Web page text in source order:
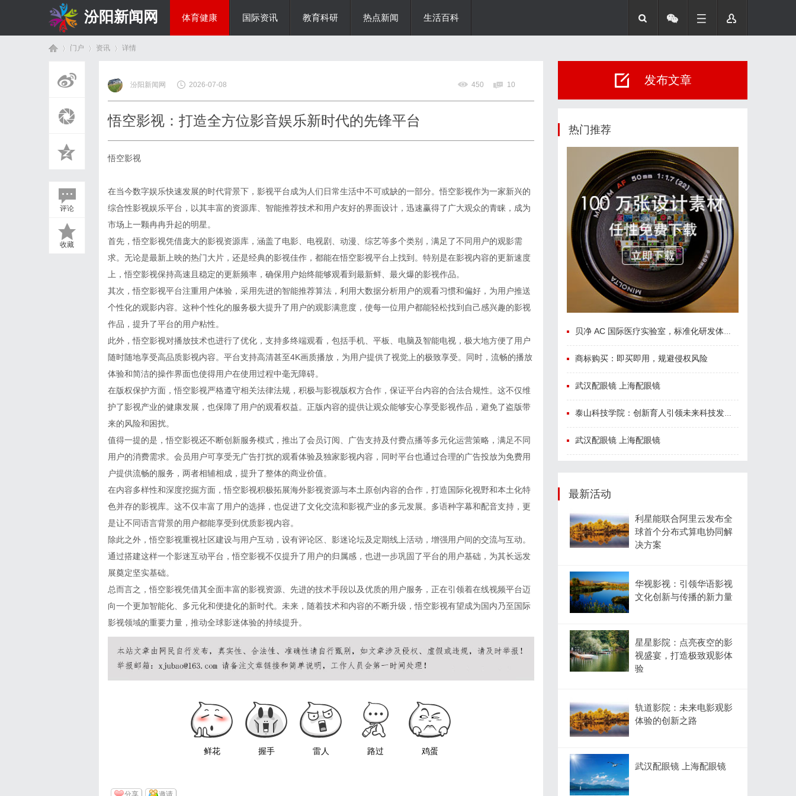
汾阳新闻网 体育健康 国际资讯 教育科研 热点新闻 生活百科
门户 资讯
›
详情
评论
收藏
汾阳新闻网 2026-07-08 450 10
悟空影视：打造全方位影音娱乐新时代的先锋平台
悟空影视
在当今数字娱乐快速发展的时代背景下，影视平台成为人们日常生活中不可或缺的一部分。悟空影视作为一家新兴的
综合性影视娱乐平台，以其丰富的资源库、智能推荐技术和用户友好的界面设计，迅速赢得了广大观众的青睐，成为
市场上一颗冉冉升起的明星。
首先，悟空影视凭借庞大的影视资源库，涵盖了电影、电视剧、动漫、综艺等多个类别，满足了不同用户的观影需
求。无论是最新上映的热门大片，还是经典的影视佳作，都能在悟空影视平台上找到。特别是在影视内容的更新速度
上，悟空影视保持高速且稳定的更新频率，确保用户始终能够观看到最新鲜、最火爆的影视作品。
其次，悟空影视平台注重用户体验，采用先进的智能推荐算法，利用大数据分析用户的观看习惯和偏好，为用户推送
个性化的观影内容。这种个性化的服务极大提升了用户的观影满意度，使每一位用户都能轻松找到自己感兴趣的影视
作品，提升了平台的用户粘性。
此外，悟空影视对播放技术也进行了优化，支持多终端观看，包括手机、平板、电脑及智能电视，极大地方便了用户
随时随地享受高品质影视内容。平台支持高清甚至4K画质播放，为用户提供了视觉上的极致享受。同时，流畅的播放
体验和简洁的操作界面也使得用户在使用过程中毫无障碍。
在版权保护方面，悟空影视严格遵守相关法律法规，积极与影视版权方合作，保证平台内容的合法合规性。这不仅维
护了影视产业的健康发展，也保障了用户的观看权益。正版内容的提供让观众能够安心享受影视作品，避免了盗版带
来的风险和困扰。
值得一提的是，悟空影视还不断创新服务模式，推出了会员订阅、广告支持及付费点播等多元化运营策略，满足不同
用户的消费需求。会员用户可享受无广告打扰的观看体验及独家影视内容，同时平台也通过合理的广告投放为免费用
户提供流畅的服务，两者相辅相成，提升了整体的商业价值。
在内容多样性和深度挖掘方面，悟空影视积极拓展海外影视资源与本土原创内容的合作，打造国际化视野和本土化特
色并存的影视库。这不仅丰富了用户的选择，也促进了文化交流和影视产业的多元发展。多语种字幕和配音支持，更
是让不同语言背景的用户都能享受到优质影视内容。
除此之外，悟空影视重视社区建设与用户互动，设有评论区、影迷论坛及定期线上活动，增强用户间的交流与互动。
通过搭建这样一个影迷互动平台，悟空影视不仅提升了用户的归属感，也进一步巩固了平台的用户基础，为其长远发
展奠定坚实基础。
总而言之，悟空影视凭借其全面丰富的影视资源、先进的技术手段以及优质的用户服务，正在引领着在线视频平台迈
向一个更加智能化、多元化和便捷化的新时代。未来，随着技术和内容的不断升级，悟空影视有望成为国内乃至国际
影视领域的重要力量，推动全球影迷体验的持续提升。
鲜花 握手 雷人 路过 鸡蛋
分享 邀请
发布文章
热门推荐
贝净 AC 国际医疗实验室，标准化研发体系全解析
商标购买：即买即用，规避侵权风险
武汉配眼镜 上海配眼镜
泰山科技学院：创新育人引领未来科技发展新高地
武汉配眼镜 上海配眼镜
最新活动
利星能联合阿里云发布全
球首个分布式算电协同解
决方案
华视影视：引领华语影视
文化创新与传播的新力量
星星影院：点亮夜空的影
视盛宴，打造极致观影体
验
轨道影院：未来电影观影
体验的创新之路
武汉配眼镜 上海配眼镜